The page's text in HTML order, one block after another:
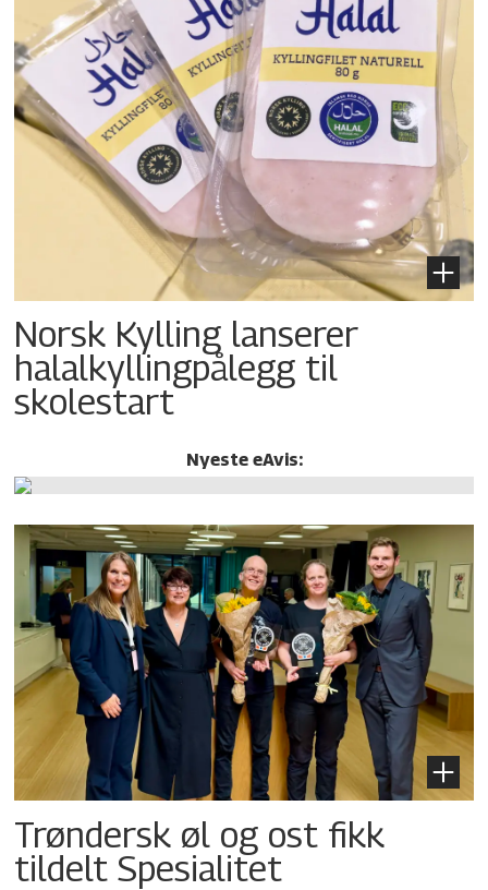
Norsk Kylling lanserer
halalkylling­pålegg til
skolestart
Nyeste eAvis:
Trøndersk øl og ost fikk
tildelt Spesialitet